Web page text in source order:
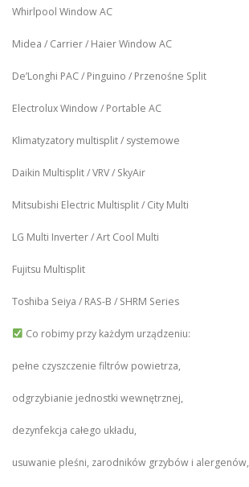
Whirlpool Window AC
Midea / Carrier / Haier Window AC
De’Longhi PAC / Pinguino / Przenośne Split
Electrolux Window / Portable AC
Klimatyzatory multisplit / systemowe
Daikin Multisplit / VRV / SkyAir
Mitsubishi Electric Multisplit / City Multi
LG Multi Inverter / Art Cool Multi
Fujitsu Multisplit
Toshiba Seiya / RAS-B / SHRM Series
Co robimy przy każdym urządzeniu:
pełne czyszczenie filtrów powietrza,
odgrzybianie jednostki wewnętrznej,
dezynfekcja całego układu,
usuwanie pleśni, zarodników grzybów i alergenów,